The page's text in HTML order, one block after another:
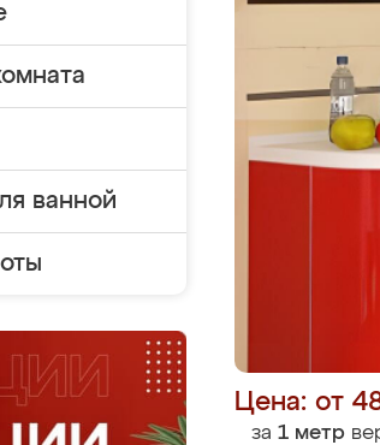
ванной
Цена: от
за 1 метр